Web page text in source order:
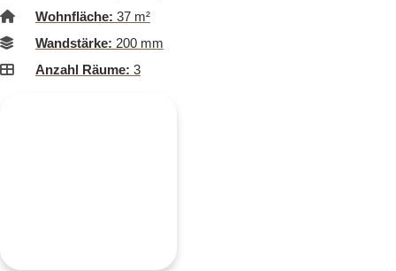
Wohnfläche: 37 m²
Wandstärke: 200 mm
Anzahl Räume: 3